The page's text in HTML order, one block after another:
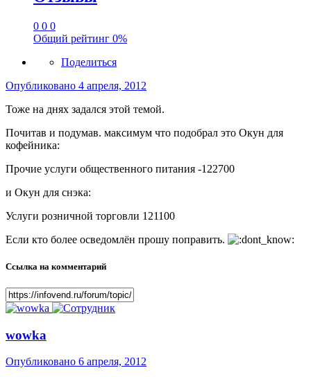
0 0 0
Общий рейтинг 0%
Поделиться
Опубликовано 4 апреля, 2012
Тоже на днях задался этой темой.
Почитав и подумав. максимум что подобрал это Окун для
кофейника:
Прочие услуги общественного питания -122700
и Окун для снэка:
Услуги розничной торговли 121100
Если кто более осведомлён прошу поправить.
Ссылка на комментарий
wowka
Опубликовано 6 апреля, 2012